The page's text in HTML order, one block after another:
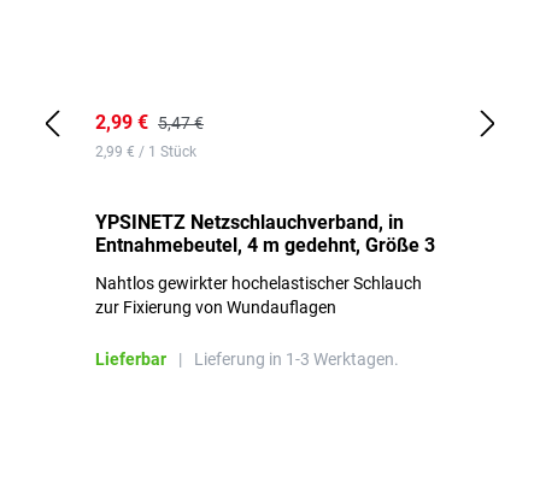
2,99 € 5,47 €
2,99 € / 1 Stück
YPSINETZ Netzschlauchverband, in
Entnahmebeutel, 4 m gedehnt, Größe 3
Nahtlos gewirkter hochelastischer Schlauch
zur Fixierung von Wundauflagen
Lieferbar | Lieferung in 1-3 Werktagen.